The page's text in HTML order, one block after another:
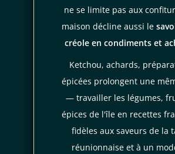
ne se limite pas aux
maison décline aussi le
créole en condiments et
Ketchou, achards,
épicées prolongent une
— travailler les légumes,
épices de l'île en recettes
fidèles aux saveurs de la
réunionnaise et à un